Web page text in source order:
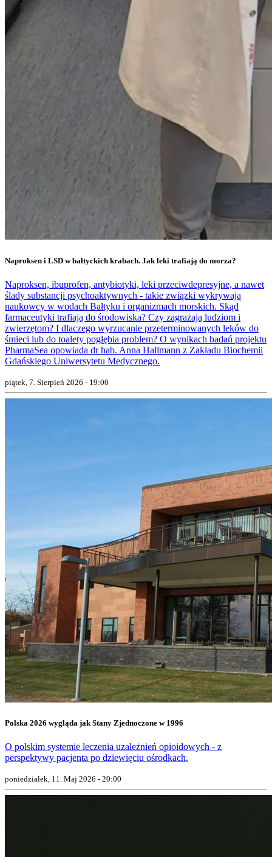
Naproksen i LSD w bałtyckich krabach. Jak leki trafiają do morza?
Naproksen, ibuprofen, antybiotyki, leki przeciwdepresyjne, a nawet
ślady substancji psychoaktywnych - takie związki wykrywają
naukowcy w wodach Bałtyku i organizmach morskich. Skąd
farmaceutyki trafiają do środowiska? Czy zagrażają ludziom i
zwierzętom? I dlaczego wyrzucanie przeterminowanych leków do
śmieci lub do toalety pogłębia problem? O wynikach badań projektu
PharmaSea opowiada dr hab. Anna Hallmann z Zakładu Biochemii
Gdańskiego Uniwersytetu Medycznego.
piątek, 7. Sierpień 2026 - 19:00
Polska 2026 wygląda jak Stany Zjednoczone w 1996
O polskim systemie leczenia uzależnień opioidowych - z
perspektywy pacjenta po dziewięciu ośrodkach.
poniedziałek, 11. Maj 2026 - 20:00